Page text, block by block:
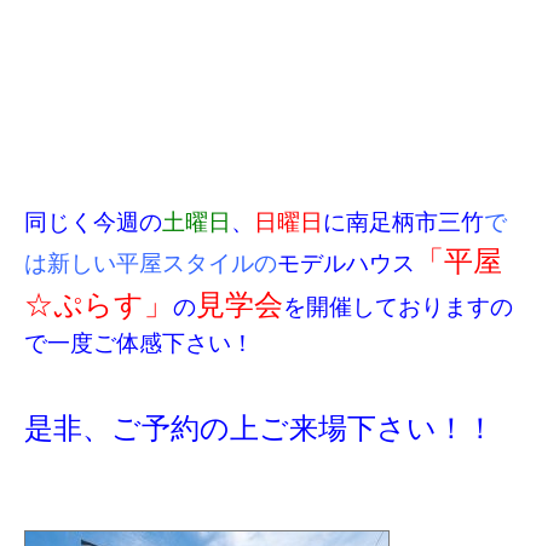
同じく今週の土曜日 、 日曜日 に南足柄市三竹で
は新しい平屋スタイルのモデルハウス
「平屋
☆ぷらす」
の 見学会を開催しておりますの
で一度ご体感下さい！
是非、ご予約の上ご来場下さい！！